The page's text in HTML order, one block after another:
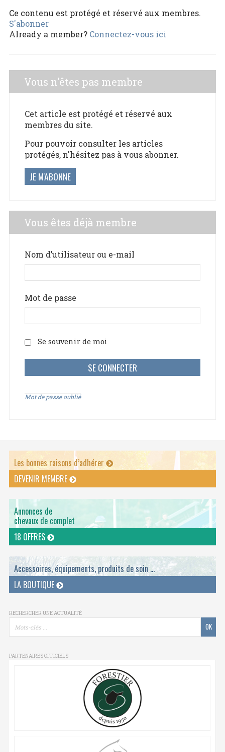
Ce contenu est protégé et réservé aux membres.
S'abonner
Already a member? Connectez-vous ici
Vous n'êtes pas membre
Cet article est protégé et réservé aux
membres du site.
Pour pouvoir consulter les articles
protégés, n'hésitez pas à vous abonner.
JE M'ABONNE
Vous êtes déjà membre
Nom d’utilisateur ou e-mail
Mot de passe
Se souvenir de moi
Mot de passe oublié
Les bonnes raisons d’adhérer
DEVENIR MEMBRE
Annonces de
chevaux de complet
18 OFFRES
Accessoires, équipements, produits de soin ...
LA BOUTIQUE
RECHERCHER UNE ACTUALITÉ
PARTENAIRES OFFICIELS